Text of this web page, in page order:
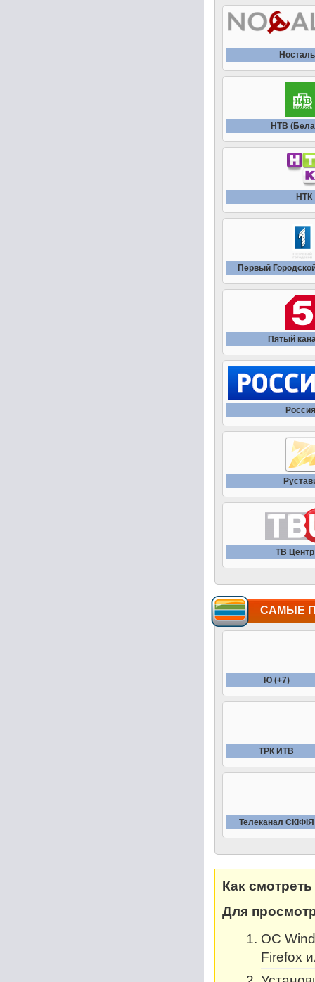
НТВ
НТК
Первый
Пятый
ТВ
САМЫЕ
Ю (+7)
ТРК ИТВ
Телеканал СКIФIЯ
Как
Для
OC
Firefox